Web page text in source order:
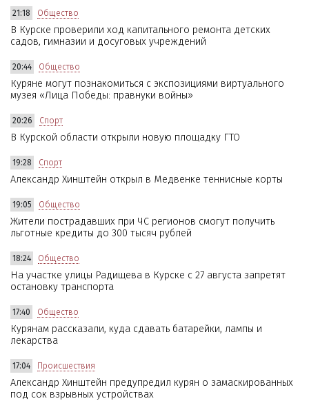
21:18 Общество
В Курске проверили ход капитального ремонта детских
садов, гимназии и досуговых учреждений
20:44 Общество
Куряне могут познакомиться с экспозициями виртуального
музея «Лица Победы: правнуки войны»
20:26 Спорт
В Курской области открыли новую площадку ГТО
19:28 Спорт
Александр Хинштейн открыл в Медвенке теннисные корты
19:05 Общество
Жители пострадавших при ЧС регионов смогут получить
льготные кредиты до 300 тысяч рублей
18:24 Общество
На участке улицы Радищева в Курске с 27 августа запретят
остановку транспорта
17:40 Общество
Курянам рассказали, куда сдавать батарейки, лампы и
лекарства
17:04 Происшествия
Александр Хинштейн предупредил курян о замаскированных
под сок взрывных устройствах